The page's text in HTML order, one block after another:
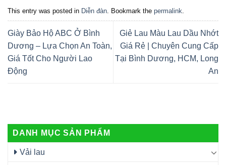
This entry was posted in Diễn đàn. Bookmark the permalink.
Giày Bảo Hộ ABC Ở Bình
Dương – Lựa Chọn An Toàn,
Giá Tốt Cho Người Lao
Động
Giẻ Lau Màu Lau Dầu Nhớt
Giá Rẻ | Chuyên Cung Cấp
Tại Bình Dương, HCM, Long
An
DANH MỤC SẢN PHẨM
Vải lau